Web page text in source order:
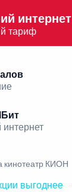
интернет
тариф
кинотеатр КИОН
выгоднее